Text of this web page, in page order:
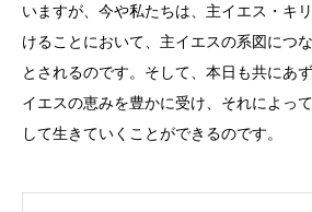
いますが、今や私たちは、主イエス・キ
けることにおいて、主イエスの系図につ
とされるのです。そして、本日も共にあ
イエスの恵みを豊かに受け、それによっ
して生きていくことができるのです。